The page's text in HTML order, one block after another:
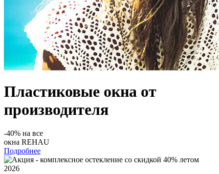
Пластиковые окна от
производителя
-40% на все
окна REHAU
Подробнее